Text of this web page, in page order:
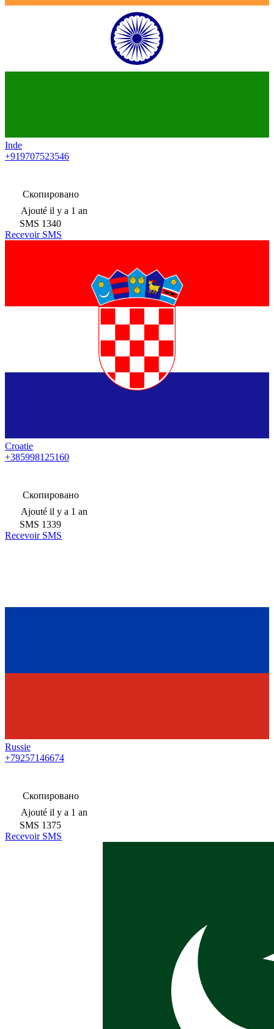
Inde
+919707523546
Скопировано
Ajouté il y a 1 an
SMS 1340
Recevoir SMS
Croatie
+385998125160
Скопировано
Ajouté il y a 1 an
SMS 1339
Recevoir SMS
Russie
+79257146674
Скопировано
Ajouté il y a 1 an
SMS 1375
Recevoir SMS